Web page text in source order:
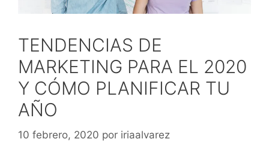
TENDENCIAS DE
MARKETING PARA EL 2020
Y CÓMO PLANIFICAR TU
AÑO
10 febrero, 2020 por iriaalvarez